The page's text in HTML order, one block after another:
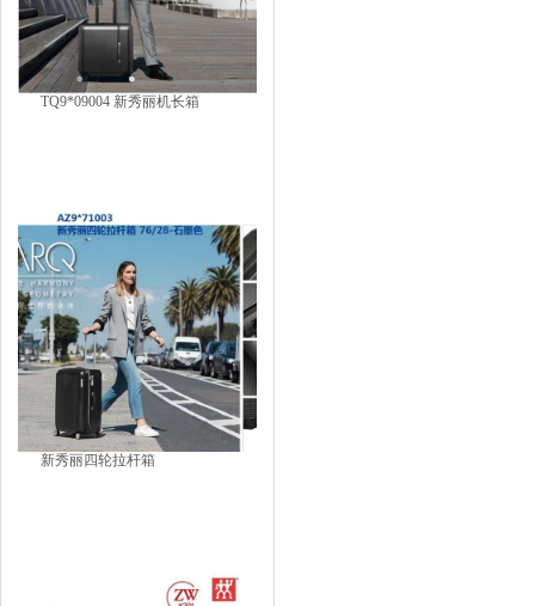
TQ9*09004 新秀丽机长箱
新秀丽四轮拉杆箱